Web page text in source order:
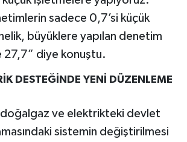
sadece 0,7’si küçük
büyüklere yapılan denetim
27,7” diye konuştu.
DESTEĞİNDE YENİ DÜZENLEME
doğalgaz ve elektrikteki devlet
sistemin değiştirilmesi